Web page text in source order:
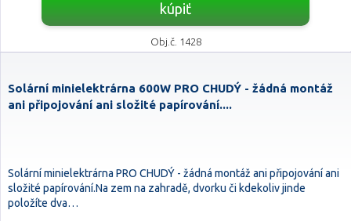
kúpiť
Obj.č. 1428
Solární minielektrárna 600W PRO CHUDÝ - žádná montáž
ani připojování ani složité papírování....
Solární minielektrárna PRO CHUDÝ - žádná montáž ani připojování ani
složité papírování.Na zem na zahradě, dvorku či kdekoliv jinde
položíte dva…